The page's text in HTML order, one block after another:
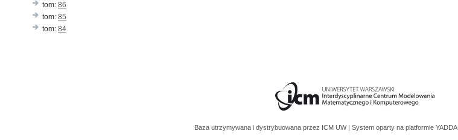
tom: 86
tom: 85
tom: 84
Baza utrzymywana i dystrybuowana przez ICM UW | System oparty na platformie YADDA